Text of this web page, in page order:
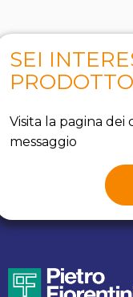
SEI
Visita la pagina dei
messaggio